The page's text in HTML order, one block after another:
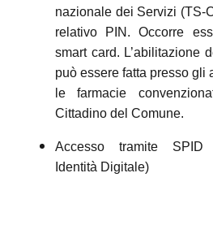
nazionale dei Servizi (TS-
relativo PIN. Occorre
smart card. L’abilitazione
può essere fatta presso gli
le farmacie
Cittadino del Comune.
Accesso tramite SPID
Identità Digitale)